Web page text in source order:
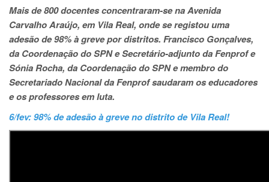
Mais de 800 docentes concentraram-se na Avenida
Carvalho Araújo, em Vila Real, onde se registou uma
adesão de 98% à greve por distritos. Francisco Gonçalves,
da Coordenação do SPNe Secretário-adjunto da Fenprof e
Sónia Rocha, da Coordenação do SPN e membro do
Secretariado Nacional da Fenprof saudaram os educadores
e os professores em luta.
6/fev: 98% de adesão à greve no distrito de Vila Real!